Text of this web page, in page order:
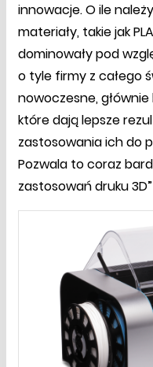
innowacje. O ile
materiały, takie jak
dominowały pod
o tyle firmy z całego
nowoczesne,
które dają lepsze
zastosowania ich do
Pozwala to coraz
zastosowań druku